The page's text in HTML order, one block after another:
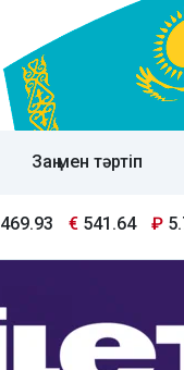
Заң мен тәртіп
469.93 € 541.64 ₽